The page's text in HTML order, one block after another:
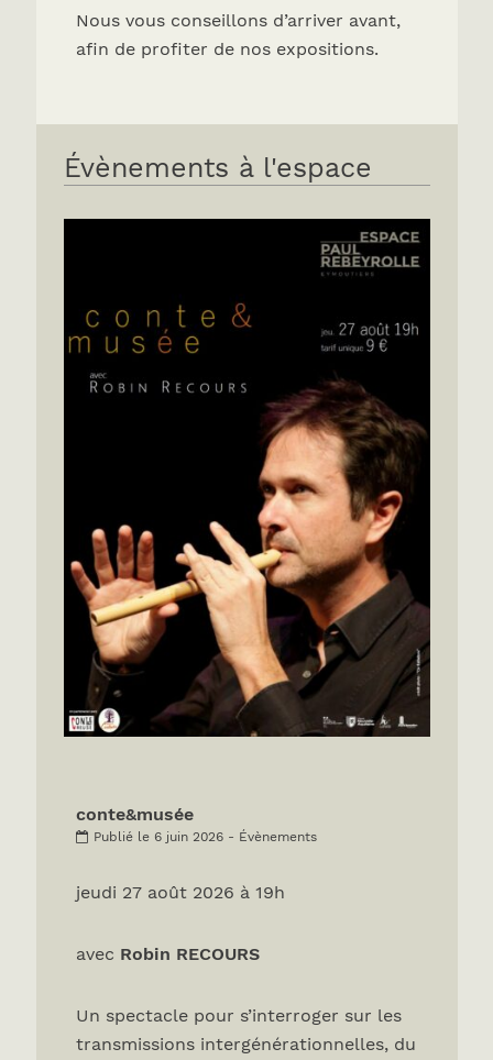
Nous vous conseillons d’arriver avant,
afin de profiter de nos expositions.
Évènements à l'espace
conte&musée
Publié le 6 juin 2026 - Évènements
jeudi 27 août 2026 à 19h
avec Robin RECOURS
Un spectacle pour s’interroger sur les
transmissions intergénérationnelles, du